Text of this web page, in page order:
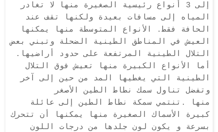
إلى 3 أنواع رئيسية الصغيرة منها لا تغادر
المياه إلى مسافات بعيدة ولكنها تقف عند
الحافة فقط. الأنواع المتوسطة منها يمكنها
العيش في المناطق الطينية الضحلة وتبني بعض
التلال الطينية المرتفعة على حدود أراضيها.
أما الأنواع الكبيرة منها تعيش فوق التلال
الطينية التي يغطيها المد من حين إلى آخر
وتفضل تناول سمك نطاط الطين الأصغر
منها
. تنتمي سمكة نطاط الطين إلى عائلة
كبيرة الأسماك الصغيرة منها يمكنها أن تتحرك
بسرعة و يكون لون جلدها من درجات اللون